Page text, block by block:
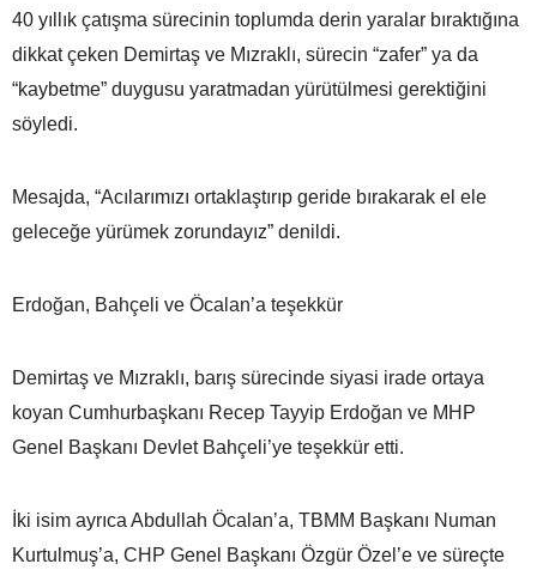
40 yıllık çatışma sürecinin toplumda derin yaralar bıraktığına
dikkat çeken Demirtaş ve Mızraklı, sürecin “zafer” ya da
“kaybetme” duygusu yaratmadan yürütülmesi gerektiğini
söyledi.
Mesajda, “Acılarımızı ortaklaştırıp geride bırakarak el ele
geleceğe yürümek zorundayız” denildi.
Erdoğan, Bahçeli ve Öcalan’a teşekkür
Demirtaş ve Mızraklı, barış sürecinde siyasi irade ortaya
koyan Cumhurbaşkanı Recep Tayyip Erdoğan ve MHP
Genel Başkanı Devlet Bahçeli’ye teşekkür etti.
İki isim ayrıca Abdullah Öcalan’a, TBMM Başkanı Numan
Kurtulmuş’a, CHP Genel Başkanı Özgür Özel’e ve süreçte